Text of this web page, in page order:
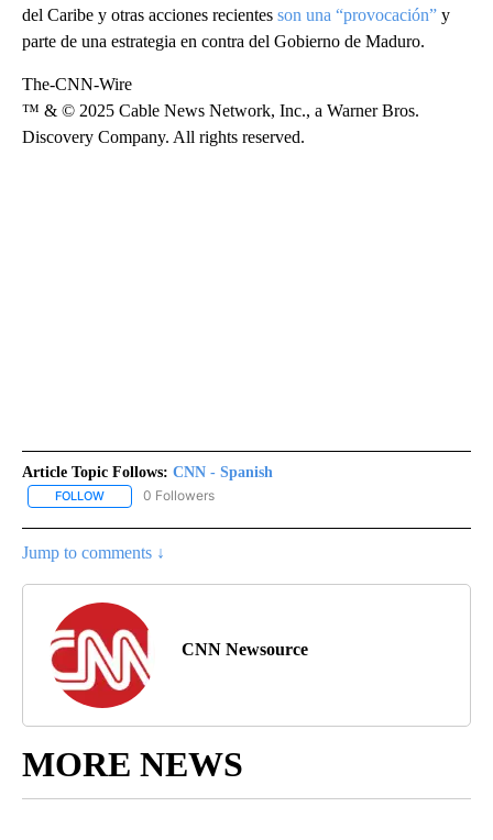
del Caribe y otras acciones recientes son una “provocación” y
parte de una estrategia en contra del Gobierno de Maduro.
The-CNN-Wire
™ & © 2025 Cable News Network, Inc., a Warner Bros.
Discovery Company. All rights reserved.
Article Topic Follows: CNN - Spanish
FOLLOW FOLLOW "CNN - SPANISH" TO RECEIVE NOTIFICATIONS ABOUT
0 Followers
Jump to comments ↓
CNN Newsource
MORE NEWS